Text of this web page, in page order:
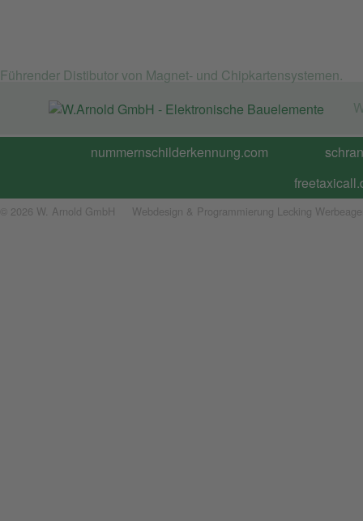
Führender Distibutor von Magnet- und Chipkartensystemen.
nummernschilderkennung.com
© 2026 W. Arnold GmbH Webdesign & Programmierung Lecking